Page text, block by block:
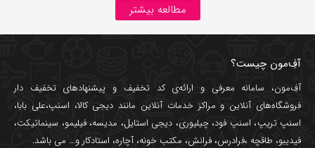
مدیسههمانند فروشگاه‌های سطح شهر
سال 1394 فعالیت خود را با بیش از هزاران کالا شروع کرد. فقط
پیدا کنید. مدیسه با ارائه محصولات پوشاک زنانه، مردانه،
بچگانه، ورزشی، آرایشی و بهداشتی، لوازم خانه، سوپر مارکت،
خودرو و الکترونیک توانسته جوابگوی تمام نیازهای شما در هر
مطالعه بیشتر
آفِ‌مون چیست؟
آفِ‌مون، سامانه معرفی و ارائه‌یکد تخفیف و پیشنهادهای تخفیف دار
فروشگاه‌های آنلاین و مراکز خدمات آنلاین مانند دیجی کالا، اسنپ،علی بابا،
اسنپ تریپ، اسنپ فود،چیلیوری، دیجی استایل، مدیسه،فیلیمو، سینماتیکت،
فیدیبو، طاقچه ،فرادرس، فرانش، مکتب خونه،آچاره، استادکار و... می باشد.